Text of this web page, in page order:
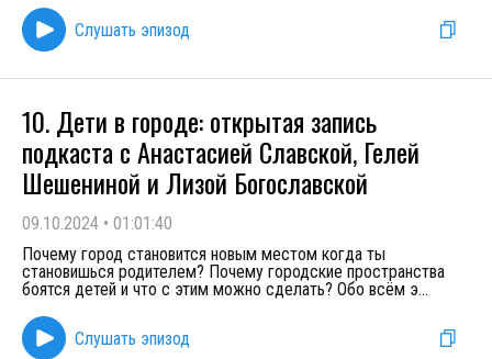
Слушать эпизод
10. Дети в городе: открытая запись
подкаста с Анастасией Славской, Гелей
Шешениной и Лизой Богославской
09.10.2024 • 01:01:40
Почему город становится новым местом когда ты
становишься родителем? Почему городские пространства
боятся детей и что с этим можно сделать? Обо всём э...
Слушать эпизод